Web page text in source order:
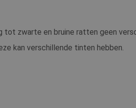
tot zwarte en bruine ratten geen
kan verschillende tinten hebben.
de kernfunctionaliteiten van de website